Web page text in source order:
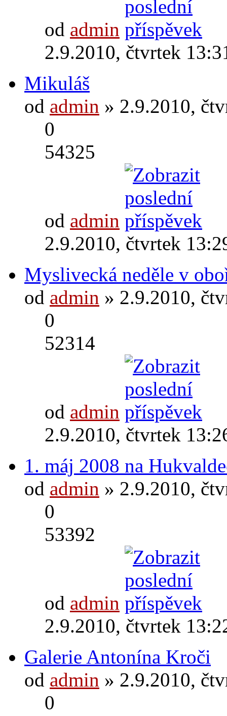
od admin
2.9.2010, čtvrtek
Mikuláš
od admin » 2.9.2010,
0
54325
od admin
2.9.2010, čtvrtek
Myslivecká neděle v
od admin » 2.9.2010,
0
52314
od admin
2.9.2010, čtvrtek
1. máj 2008 na
od admin » 2.9.2010,
0
53392
od admin
2.9.2010, čtvrtek
Galerie Antonína Kroči
od admin » 2.9.2010,
0